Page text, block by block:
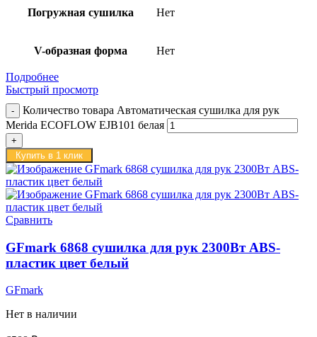
Погружная сушилка Нет
V-образная форма Нет
Подробнее
Быстрый просмотр
Количество товара Автоматическая сушилка для рук
Merida ECOFLOW EJB101 белая
Купить в 1 клик
Сравнить
GFmark 6868 сушилка для рук 2300Вт ABS-
пластик цвет белый
GFmark
Нет в наличии